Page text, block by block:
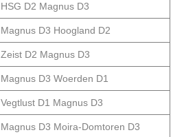
HSG D2 Magnus D3
Magnus D3 Hoogland D2
Zeist D2 Magnus D3
Magnus D3 Woerden D1
Vegtlust D1 Magnus D3
Magnus D3 Moira-Domtoren D3